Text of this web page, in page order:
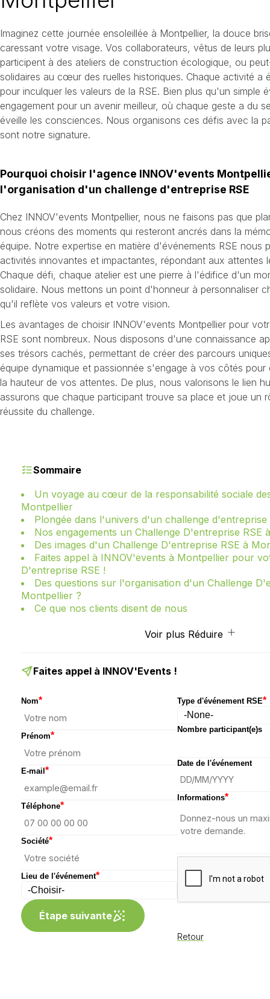
Imaginez cette journée ensoleillée à Montpellier, la douce
caressant votre visage. Vos collaborateurs, vêtus de leurs
participent à des ateliers de construction écologique, ou
solidaires au cœur des ruelles historiques. Chaque activité a
pour inculquer les valeurs de la RSE. Bien plus qu'un simple
engagement pour un avenir meilleur, où chaque geste a du
éveille les consciences. Nous organisons ces défis avec la
sont notre signature.
Pourquoi choisir l'agence INNOV'events
l'organisation d'un challenge d'entreprise RSE
Chez INNOV'events Montpellier, nous ne faisons pas que
nous créons des moments qui resteront ancrés dans la
équipe. Notre expertise en matière d'événements RSE nous
activités innovantes et impactantes, répondant aux attentes
Chaque défi, chaque atelier est une pierre à l'édifice d'un
solidaire. Nous mettons un point d'honneur à personnaliser
qu'il reflète vos valeurs et votre vision.
Les avantages de choisir INNOV'events Montpellier pour
RSE sont nombreux. Nous disposons d'une connaissance
ses trésors cachés, permettant de créer des parcours
équipe dynamique et passionnée s'engage à vos côtés
la hauteur de vos attentes. De plus, nous valorisons le lien
assurons que chaque participant trouve sa place et joue un
réussite du challenge.
Sommaire
Un voyage au cœur de la responsabilité sociale
Montpellier
Plongée dans l'univers d'un challenge d'entreprise
Nos engagements un Challenge D'entreprise RSE
Des images d'un Challenge D'entreprise RSE à
Faites appel à INNOV'events à Montpellier pour
D'entreprise RSE !
Des questions sur l'organisation d'un Challenge
Montpellier ?
Ce que nos clients disent de nous
Voir plus Réduire
Faites appel à INNOV'Events !
Nom*
Prénom*
E-mail*
Téléphone*
Société*
Lieu de l'événement*
Étape suivante
Type d'événement RSE*
Nombre participant(e)s
Date de l'événement
Informations*
Retour